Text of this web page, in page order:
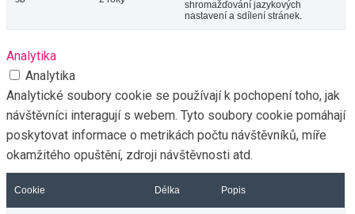
shromažďování jazykových
nastavení a sdílení stránek.
Analytika
Analytika
Analytické soubory cookie se používají k pochopení toho, jak
návštěvníci interagují s webem. Tyto soubory cookie pomáhají
poskytovat informace o metrikách počtu návštěvníků, míře
okamžitého opuštění, zdroji návštěvnosti atd.
Cookie Délka Popis